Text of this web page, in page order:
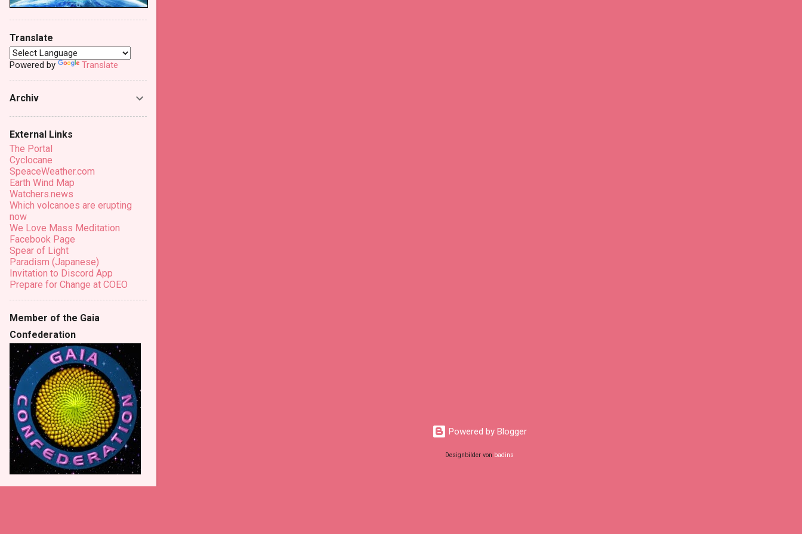
Powered by Blogger
Designbilder von badins
Translate
Powered by Translate
Archiv
External Links
The Portal
Cyclocane
SpeaceWeather.com
Earth Wind Map
Watchers.news
Which volcanoes are erupting
now
We Love Mass Meditation
Facebook Page
Spear of Light
Paradism (Japanese)
Invitation to Discord App
Prepare for Change at COEO
Member of the Gaia
Confederation